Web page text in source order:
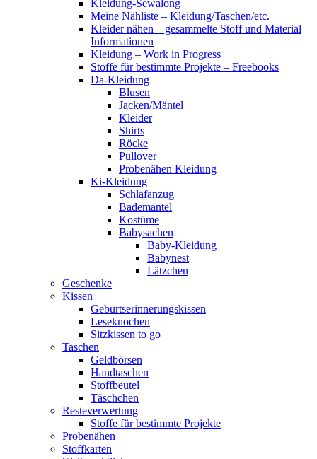
Kleidung-Sewalong
Meine Nähliste – Kleidung/Taschen/etc.
Kleider nähen – gesammelte Stoff und Material
Informationen
Kleidung – Work in Progress
Stoffe für bestimmte Projekte – Freebooks
Da-Kleidung
Blusen
Jacken/Mäntel
Kleider
Shirts
Röcke
Pullover
Probenähen Kleidung
Ki-Kleidung
Schlafanzug
Bademantel
Kostüme
Babysachen
Baby-Kleidung
Babynest
Lätzchen
Geschenke
Kissen
Geburtserinnerungskissen
Leseknochen
Sitzkissen to go
Taschen
Geldbörsen
Handtaschen
Stoffbeutel
Täschchen
Resteverwertung
Stoffe für bestimmte Projekte
Probenähen
Stoffkarten